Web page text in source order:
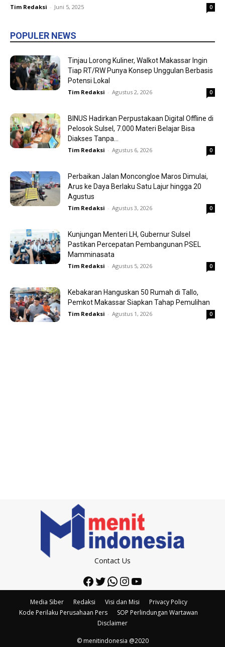
Tim Redaksi - Juni 5, 2025 0
POPULER NEWS
Tinjau Lorong Kuliner, Walkot Makassar Ingin
Tiap RT/RW Punya Konsep Unggulan Berbasis
Potensi Lokal
Tim Redaksi - Agustus 2, 2026 0
BINUS Hadirkan Perpustakaan Digital Offline di
Pelosok Sulsel, 7.000 Materi Belajar Bisa
Diakses Tanpa...
Tim Redaksi - Agustus 6, 2026 0
Perbaikan Jalan Moncongloe Maros Dimulai,
Arus ke Daya Berlaku Satu Lajur hingga 20
Agustus
Tim Redaksi - Agustus 3, 2026 0
Kunjungan Menteri LH, Gubernur Sulsel
Pastikan Percepatan Pembangunan PSEL
Mamminasata
Tim Redaksi - Agustus 5, 2026 0
Kebakaran Hanguskan 50 Rumah di Tallo,
Pemkot Makassar Siapkan Tahap Pemulihan
Tim Redaksi - Agustus 1, 2026 0
Contact Us
Facebook
Twitter
WhatsApp
Instagram
YouTube
Media Siber Redaksi Visi dan Misi
Privacy Policy
Kode Perilaku Perusahaan Pers
SOP Perlindungan Wartawan
Disclaimer
© menitindonesia @2020